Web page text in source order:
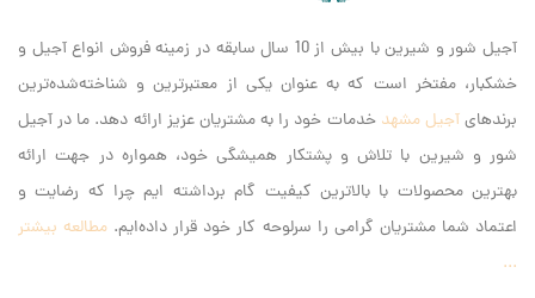
آجیل شور و شیرین با بیش از 10 سال سابقه در زمینه فروش انواع آجیل و
خشکبار، مفتخر است که به عنوان یکی از معتبرترین و شناخته‌شده‌ترین
برندهایآجیل مشهد خدمات خود را به مشتریان عزیز ارائه دهد. ما در آجیل
شور و شیرین با تلاش و پشتکار همیشگی خود، همواره در جهت ارائه
بهترین محصولات با بالاترین کیفیت گام برداشته ایم‌ چرا که رضایت و
اعتماد شما مشتریان گرامی را سرلوحه کار خود قرار داده‌ایم. مطالعه بیشتر
...